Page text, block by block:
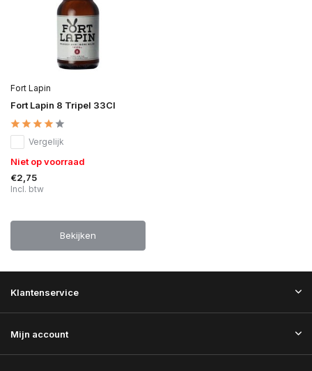
Fort Lapin
Fort Lapin 8 Tripel 33Cl
Vergelijk
Niet op voorraad
€2,75
Incl. btw
Bekijken
Klantenservice
Mijn account